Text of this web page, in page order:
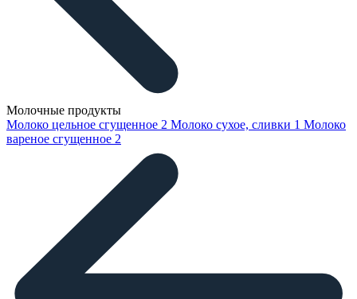
Молочные продукты
Молоко цельное сгущенное 2 Молоко сухое, сливки 1 Молоко
вареное сгущенное 2